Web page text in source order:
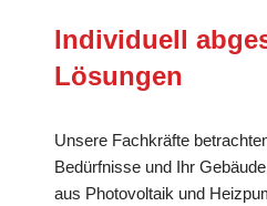
Individuell
Lösungen
Unsere Fachkräfte
Bedürfnisse und Ihr
aus Photovoltaik und